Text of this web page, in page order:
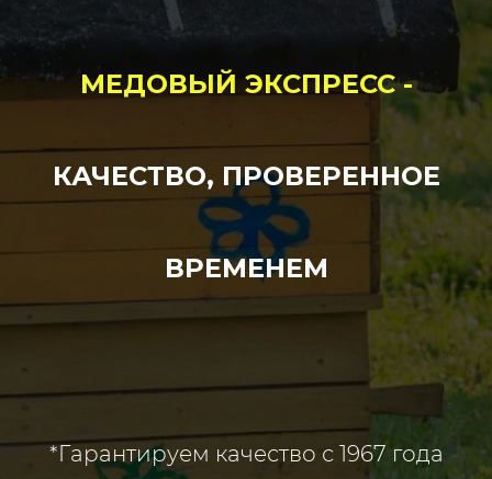
МЕДОВЫЙ ЭКСПРЕСС -
КАЧЕСТВО, ПРОВЕРЕННОЕ
ВРЕМЕНЕМ
*Гарантируем качество с 1967 года